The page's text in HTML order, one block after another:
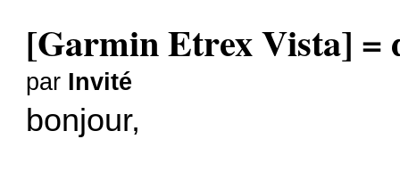
[Garmin Etrex Vista] =
par Invité
bonjour,